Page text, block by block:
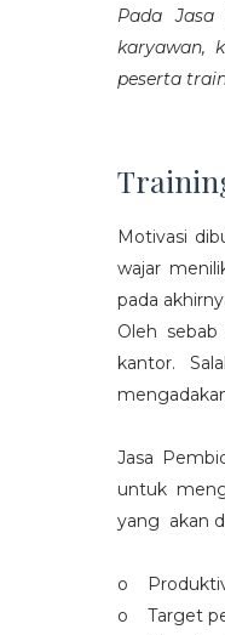
Pada
karyawan,
peserta
Motivasi
wajar
pada
Oleh
kantor.
Jasa
untuk
yang akan
o
o Target